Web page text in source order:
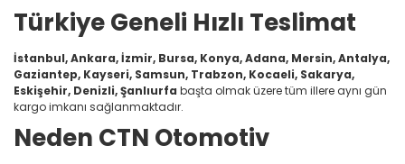
Türkiye Geneli Hızlı Teslimat
İstanbul, Ankara, İzmir, Bursa, Konya, Adana, Mersin, Antalya,
Gaziantep, Kayseri, Samsun, Trabzon, Kocaeli, Sakarya,
Eskişehir, Denizli, Şanlıurfa başta olmak üzere tüm illere aynı gün
kargo imkanı sağlanmaktadır.
Neden CTN Otomotiv